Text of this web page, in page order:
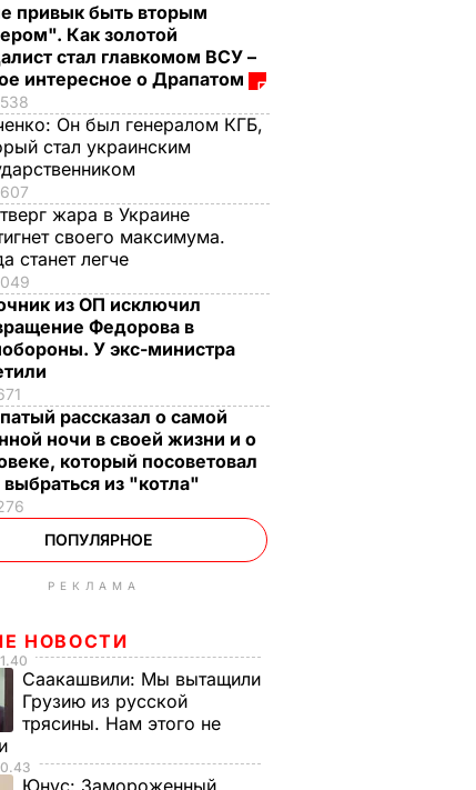
привык быть вторым
Как золотой
стал главкомом ВСУ –
интересное о Драпатом
Он был генералом КГБ,
стал украинским
жара в Украине
своего максимума.
станет легче
из ОП исключил
Федорова в
У экс-министра
рассказал о самой
ночи в своей жизни и о
который посоветовал
из "котла"
ПОПУЛЯРНОЕ
РЕКЛАМА
НОВОСТИ
Саакашвили: Мы вытащили
Грузию из русской
трясины. Нам этого не
Юнус: Замороженный